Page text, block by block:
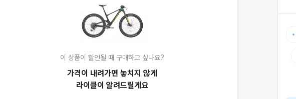
이 상품이 할인될 때 구매하고 싶나요?
가격이 내려가면 놓치지 않게
라이클이 알려드릴게요